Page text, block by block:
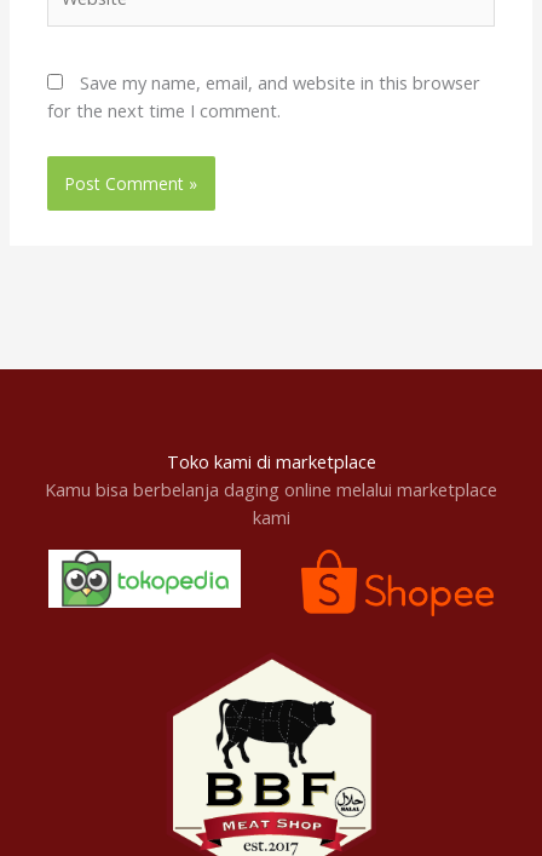
Save my name, email, and website in this browser
for the next time I comment.
Toko kami di marketplace
Kamu bisa berbelanja daging online melalui marketplace
kami